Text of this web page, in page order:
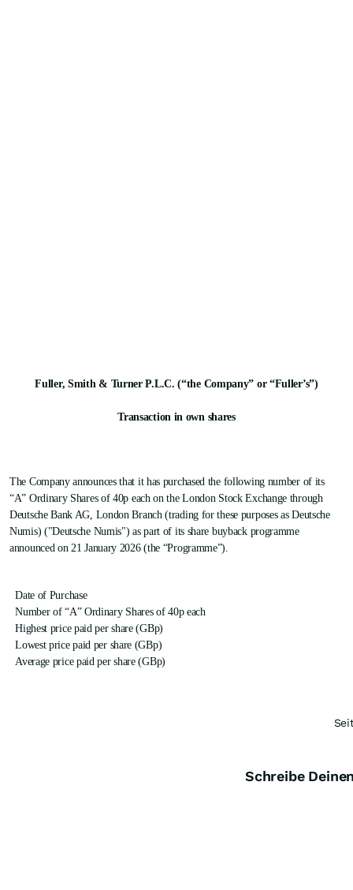
Fuller, Smith & Turner P.L.C. (“the Company” or “Fuller’s”)
Transaction in own shares
The Company announces that it has purchased the following number of its
“A” Ordinary Shares of 40p each on the London Stock Exchange through
Deutsche Bank AG, London Branch (trading for these purposes as Deutsche
Numis) ("Deutsche Numis") as part of its share buyback programme
announced on 21 January 2026 (the “Programme”).
Date of Purchase
Number of “A” Ordinary Shares of 40p each
Highest price paid per share (GBp)
Lowest price paid per share (GBp)
Average price paid per share (GBp)
Schreibe